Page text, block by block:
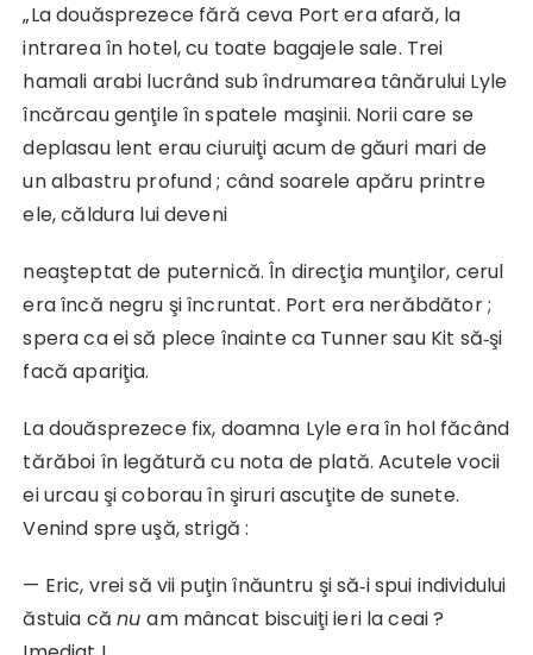
„La douăsprezece fără ceva Port era afară, la
intrarea în hotel, cu toate bagajele sale. Trei
hamali arabi lucrând sub îndrumarea tânărului Lyle
încărcau genţile în spatele maşinii. Norii care se
deplasau lent erau ciuruiţi acum de găuri mari de
un albastru profund ; când soarele apăru printre
ele, căldura lui deveni
neaşteptat de puternică. În direcţia munţilor, cerul
era încă negru şi încruntat. Port era nerăbdător ;
spera ca ei să plece înainte ca Tunner sau Kit să‑şi
facă apariţia.
La douăsprezece fix, doamna Lyle era în hol făcând
tărăboi în legătură cu nota de plată. Acutele vocii
ei urcau şi coborau în şiruri ascuţite de sunete.
Venind spre uşă, strigă :
— Eric, vrei să vii puţin înăuntru şi să‑i spui individului
ăstuia că nuam mâncat biscuiţi ieri la ceai ?